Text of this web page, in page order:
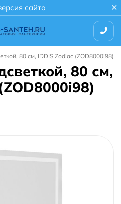
сайта
80 см, IDDIS Zodiac (ZOD8000i98)
80 см,